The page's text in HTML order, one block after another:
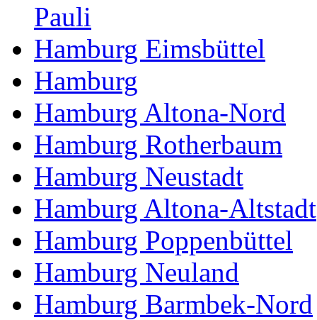
Pauli
Hamburg Eimsbüttel
Hamburg
Hamburg Altona-Nord
Hamburg Rotherbaum
Hamburg Neustadt
Hamburg Altona-Altstadt
Hamburg Poppenbüttel
Hamburg Neuland
Hamburg Barmbek-Nord